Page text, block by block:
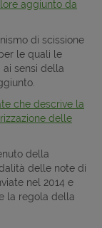
aggiunto da
di scissione
le quali le
ai sensi della
che descrive la
delle
della
delle note di
nel 2014 e
la regola della